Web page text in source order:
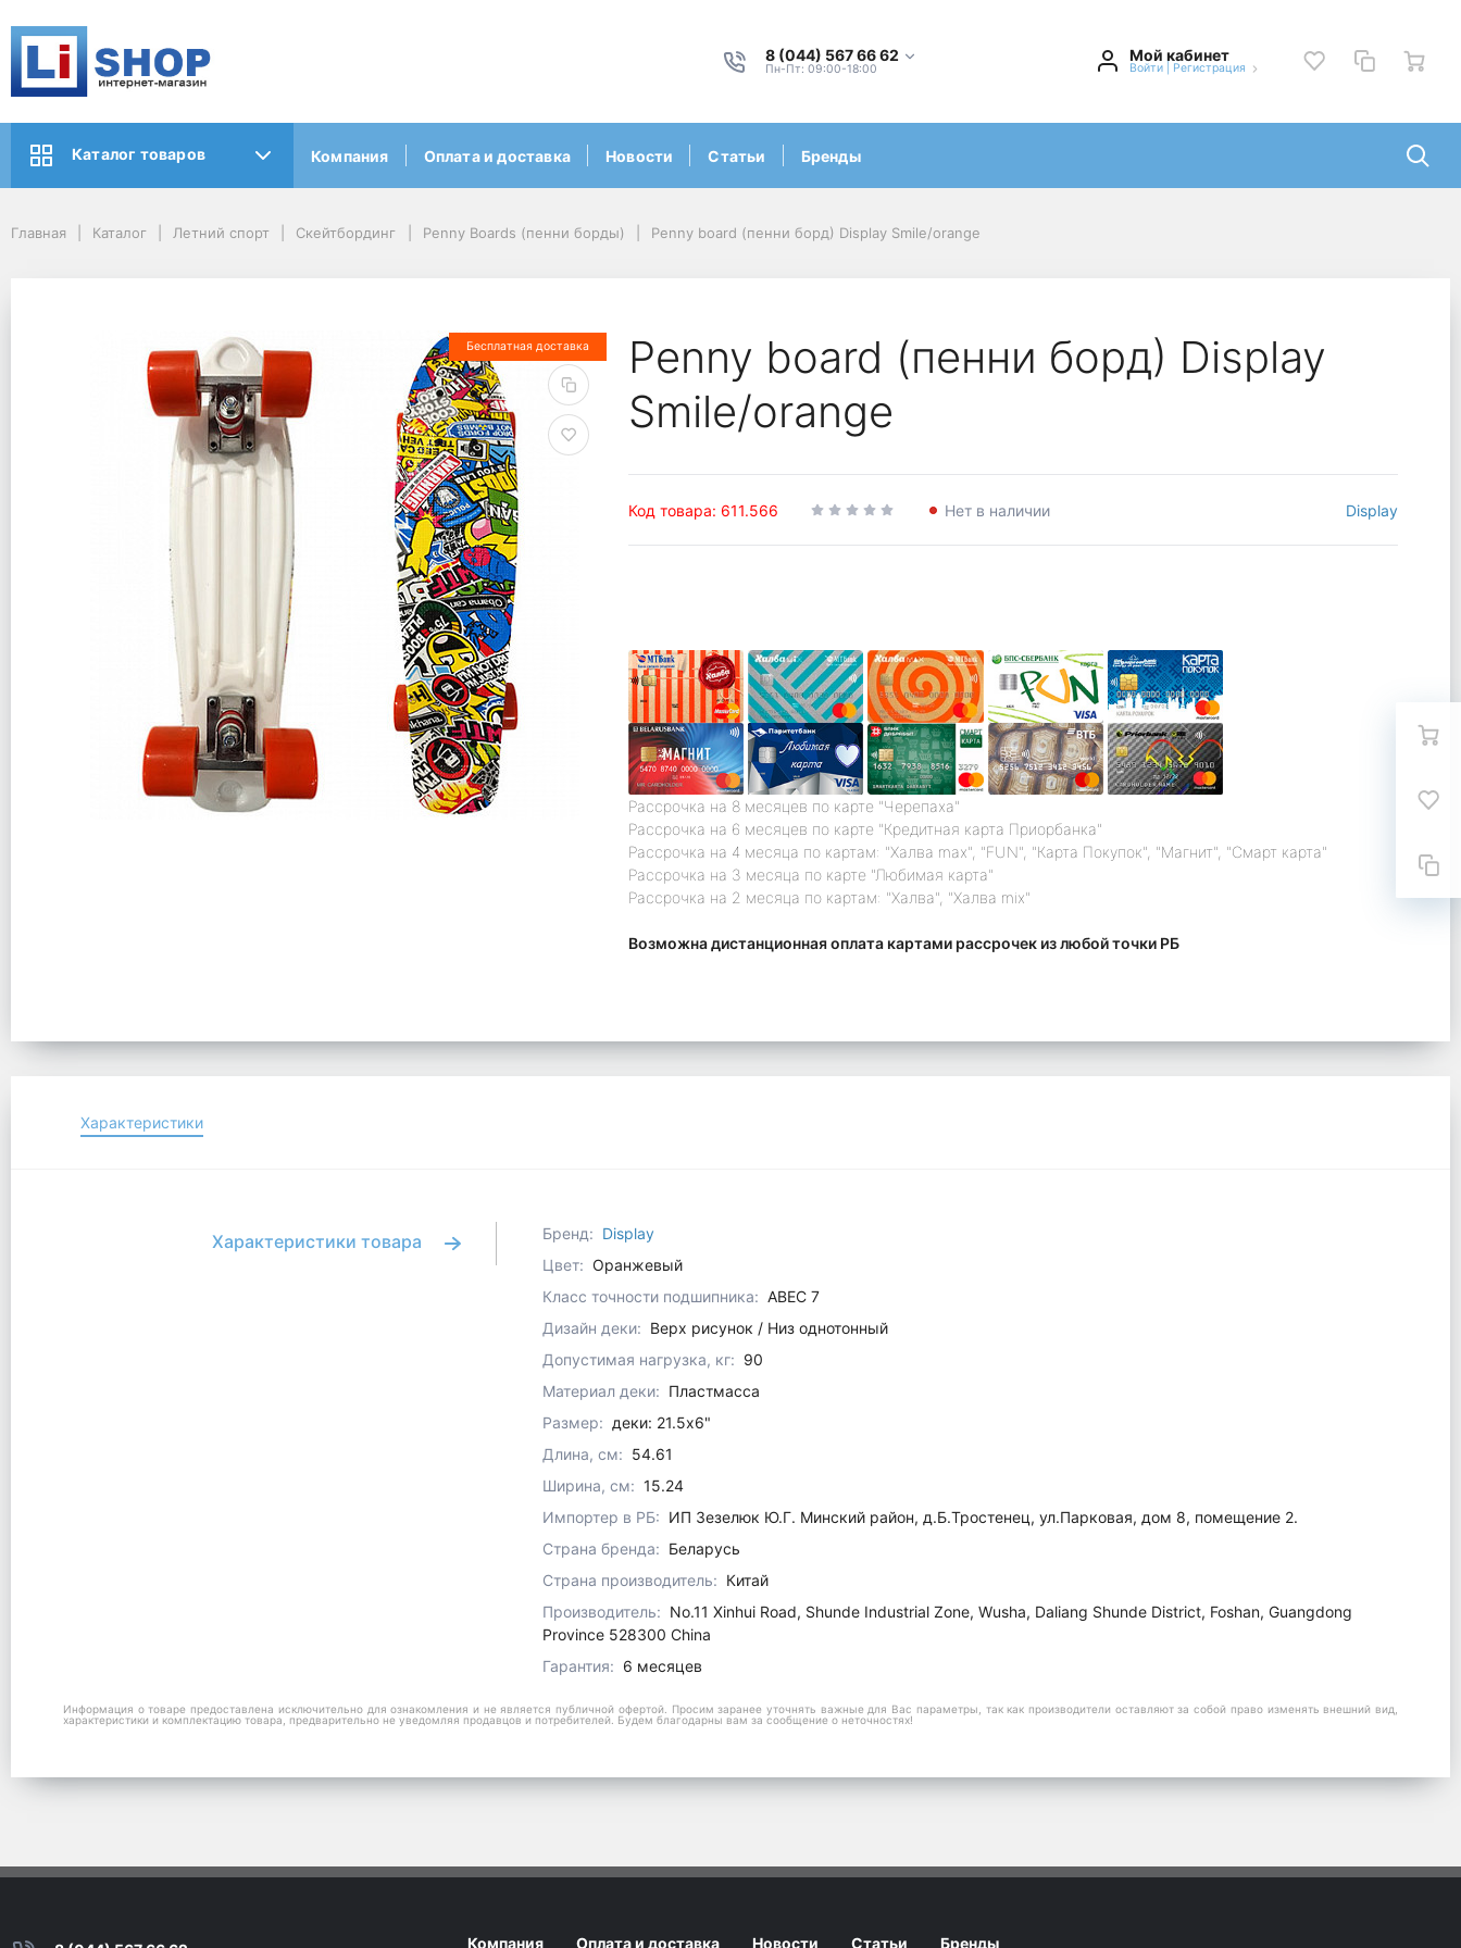
8 (044) 567 66 62
Пн-Пт: 09:00-18:00
Мой кабинет
Войти Регистрация
Каталог товаров Компания Оплата и доставка Новости Статьи Бренды
Главная Каталог Летний спорт Скейтбординг Penny Boards (пенни борды) Penny board (пенни борд) Display Smile/orange
Бесплатная доставка
Penny board (пенни борд) Display
Smile/orange
Код товара: 611.566 Нет в наличии Display
Рассрочка на 8 месяцев по карте "Черепаха"
Рассрочка на 6 месяцев по карте "Кредитная карта Приорбанка"
Рассрочка на 4 месяца по картам: "Халва max", "FUN", "Карта Покупок", "Магнит", "Смарт карта"
Рассрочка на 3 месяца по карте "Любимая карта"
Рассрочка на 2 месяца по картам: "Халва", "Халва mix"
Возможна дистанционная оплата картами рассрочек из любой точки РБ
Характеристики
Характеристики товара Бренд: Display
Цвет: Оранжевый
Класс точности подшипника: ABEC 7
Дизайн деки: Верх рисунок / Низ однотонный
Допустимая нагрузка, кг: 90
Материал деки: Пластмасса
Размер: деки: 21.5x6"
Длина, см: 54.61
Ширина, см: 15.24
Импортер в РБ: ИП Зезелюк Ю.Г. Минский район, д.Б.Тростенец, ул.Парковая, дом 8, помещение 2.
Страна бренда: Беларусь
Страна производитель: Китай
Производитель: No.11 Xinhui Road, Shunde Industrial Zone, Wusha, Daliang Shunde District, Foshan, Guangdong
Province 528300 China
Гарантия: 6 месяцев
Информация о товаре предоставлена исключительно для ознакомления и не является публичной офертой. Просим заранее уточнять важные для Вас параметры, так как производители оставляют за собой право изменять внешний вид,
характеристики и комплектацию товара, предварительно не уведомляя продавцов и потребителей. Будем благодарны вам за сообщение о неточностях!
Компания Оплата и доставка Новости Статьи Бренды